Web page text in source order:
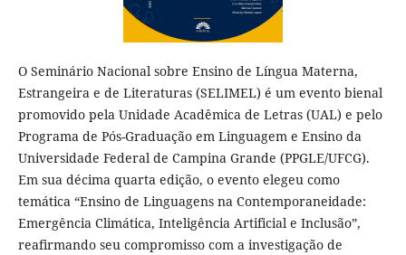
O Seminário Nacional sobre Ensino de Língua Materna,
Estrangeira e de Literaturas (SELIMEL) é um evento bienal
promovido pela Unidade Acadêmica de Letras (UAL) e pelo
Programa de Pós-Graduação em Linguagem e Ensino da
Universidade Federal de Campina Grande (PPGLE/UFCG).
Em sua décima quarta edição, o evento elegeu como
temática “Ensino de Linguagens na Contemporaneidade:
Emergência Climática, Inteligência Artificial e Inclusão”,
reafirmando seu compromisso com a investigação de